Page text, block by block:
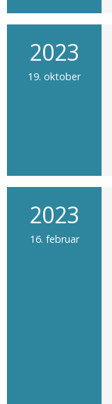
2023
19. oktober
2023
16. februar